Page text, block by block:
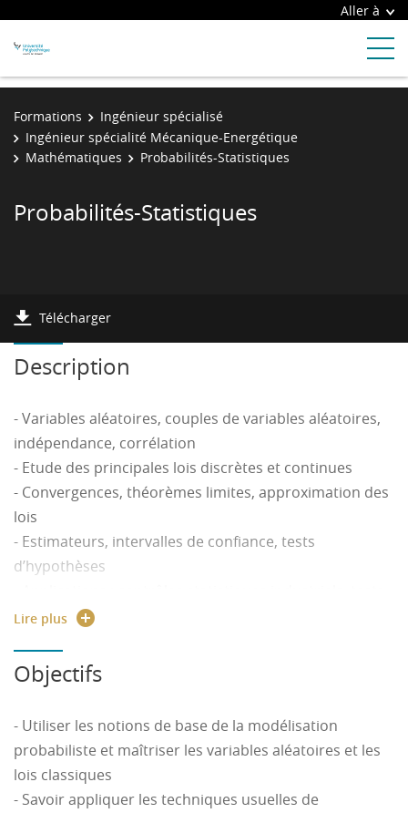
Aller à
Formations
Ingénieur spécialisé
Ingénieur spécialité Mécanique-Energétique
Mathématiques
Probabilités-Statistiques
Probabilités-Statistiques
Télécharger
Description
- Variables aléatoires, couples de variables aléatoires,
indépendance, corrélation
- Etude des principales lois discrètes et continues
- Convergences, théorèmes limites, approximation des
lois
- Estimateurs, intervalles de confiance, tests
d’hypothèses
de conformité à une norme, démarche qualité
pratiques liés aux notions présentées dans le cours
- TP : simulation d’expériences aléatoires, calculs
Lire plus
Objectifs
- Utiliser les notions de base de la modélisation
probabiliste et maîtriser les variables aléatoires et les
lois classiques
- Savoir appliquer les techniques usuelles de